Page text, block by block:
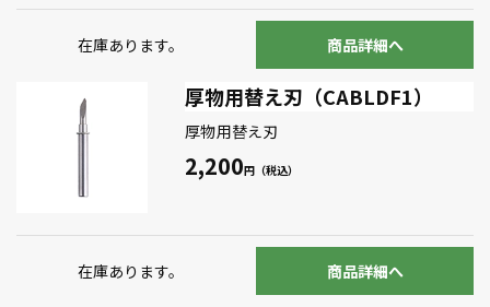
在庫あります。 商品詳細へ
厚物用替え刃（CABLDF1）
厚物用替え刃
2,200
在庫あります。 商品詳細へ